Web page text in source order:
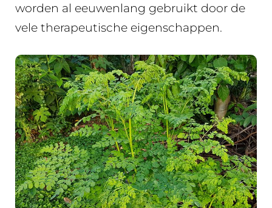
worden al eeuwenlang gebruikt door de
vele therapeutische eigenschappen.